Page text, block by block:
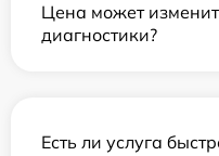
Цена может
диагностики?
Есть ли услуга